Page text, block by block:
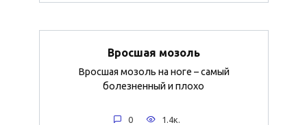
Вросшая мозоль
Вросшая мозоль на ноге – самый
болезненный и плохо
0 1.4к.